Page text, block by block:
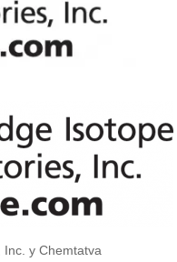
y Chemtatva